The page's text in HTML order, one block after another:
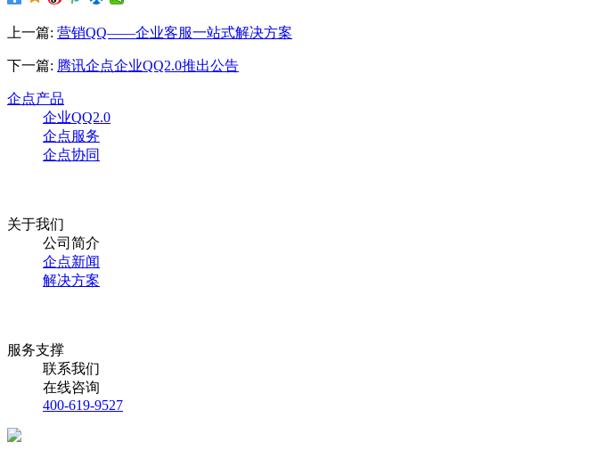
上一篇: 营销QQ——企业客服一站式解决方案
下一篇: 腾讯企点企业QQ2.0推出公告
企点产品
企业QQ2.0
企点服务
企点协同
关于我们
公司简介
企点新闻
解决方案
服务支撑
联系我们
在线咨询
400-619-9527